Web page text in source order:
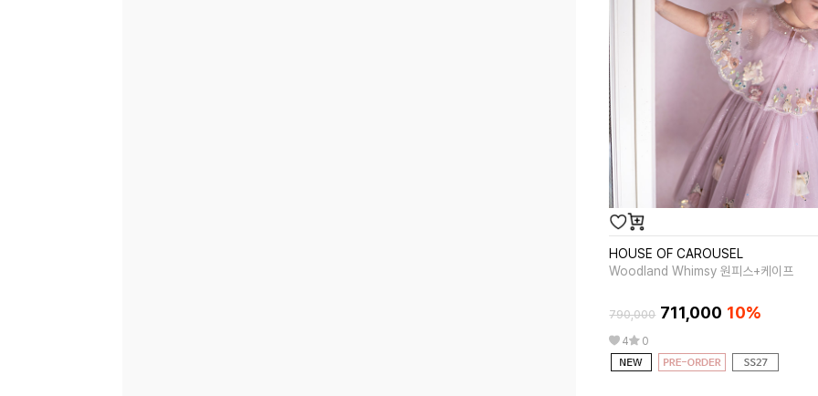
HOUSE OF CAROUSEL
Woodland Whimsy 원피스+케이프
790,000 711,000 10%
4 0